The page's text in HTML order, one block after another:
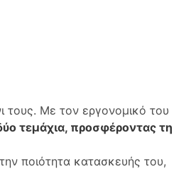
τους. Με τον εργονομικό του
τεμάχια, προσφέροντας τη
ποιότητα κατασκευής του,